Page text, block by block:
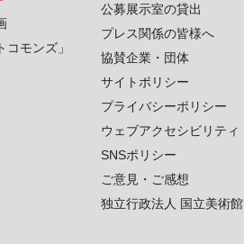
モンズ」
公募展示室の貸出
プレス関係の皆様へ
協賛企業・団体
サイトポリシー
プライバシーポリシー
ウェブアクセシビリティ
SNSポリシー
ご意見・ご感想
独立行政法人 国立美術館